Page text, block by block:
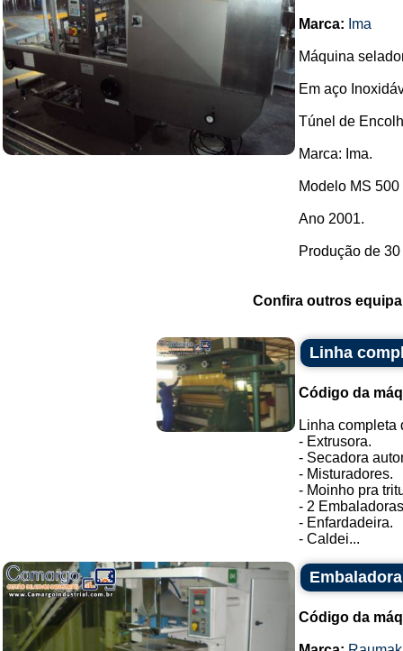
Marca: Ima
Máquina
Em aço
Túnel de
Marca: Ima.
Modelo MS 500
Ano 2001.
Produção de
Confira outros
Linha
Código da
Linha completa
- Extrusora.
- Secadora
- Misturadores.
- Moinho pra
- 2
- Enfardadeira.
- Caldei...
Código da